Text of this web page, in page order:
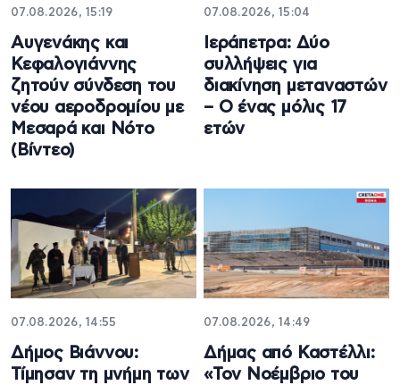
07.08.2026, 15:19
Αυγενάκης και
Κεφαλογιάννης
ζητούν σύνδεση του
νέου αεροδρομίου με
Μεσαρά και Νότο
(Βίντεο)
07.08.2026, 15:04
Ιεράπετρα: Δύο
συλλήψεις για
διακίνηση μεταναστών
– Ο ένας μόλις 17
ετών
07.08.2026, 14:55
Δήμος Βιάννου:
Τίμησαν τη μνήμη των
07.08.2026, 14:49
Δήμας από Καστέλλι:
«Τον Νοέμβριο του